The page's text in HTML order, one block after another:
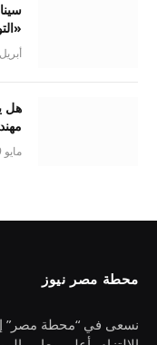
أبريل 30, 2026
هل
مايو 9, 2026
محطة مصر نيوز
نسعى في “محطة مصر”